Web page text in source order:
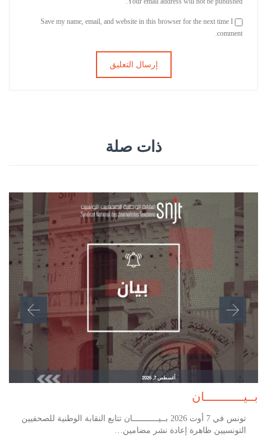
Save my name, email, and website in this browser for the next time I
comment.
ذات صلة
أغسطس 7, 2026
بــيـــــــــــان
تونس في 7 أوت 2026 بــيـــــــــــان تتابع النقابة الوطنية للصحفيين
التونسيين ظاهرة إعادة نشر مضامين…